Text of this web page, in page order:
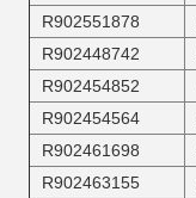
R902551878
R902448742
R902454852
R902454564
R902461698
R902463155